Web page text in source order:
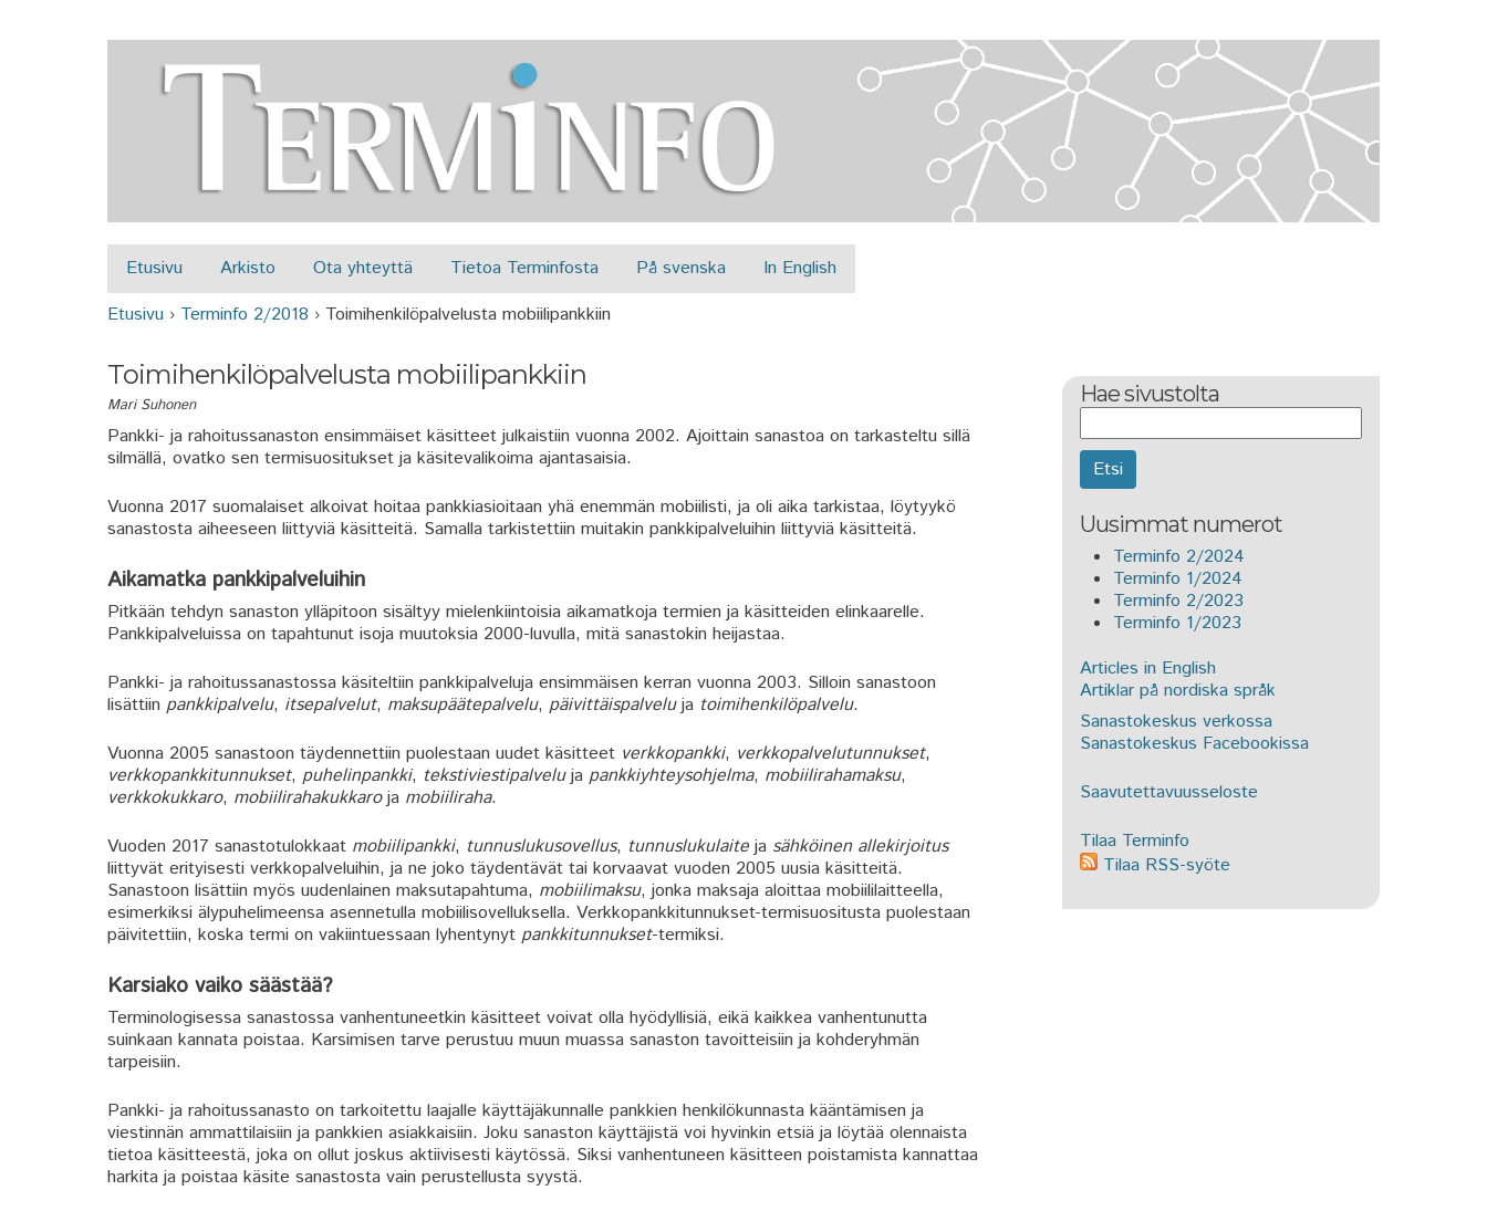
Päävalikko
Etusivu Arkisto Ota yhteyttä Tietoa Terminfosta På svenska In English
Etusivu › Terminfo 2/2018 › Toimihenkilöpalvelusta mobiilipankkiin
Toimihenkilöpalvelusta mobiilipankkiin
Mari Suhonen
Pankki- ja rahoitussanaston ensimmäiset käsitteet julkaistiin vuonna 2002. Ajoittain sanastoa on tarkasteltu sillä
silmällä, ovatko sen termisuositukset ja käsitevalikoima ajantasaisia.
Vuonna 2017 suomalaiset alkoivat hoitaa pankkiasioitaan yhä enemmän mobiilisti, ja oli aika tarkistaa, löytyykö
sanastosta aiheeseen liittyviä käsitteitä. Samalla tarkistettiin muitakin pankkipalveluihin liittyviä käsitteitä.
Aikamatka pankkipalveluihin
Pitkään tehdyn sanaston ylläpitoon sisältyy mielenkiintoisia aikamatkoja termien ja käsitteiden elinkaarelle.
Pankkipalveluissa on tapahtunut isoja muutoksia 2000-luvulla, mitä sanastokin heijastaa.
Pankki- ja rahoitussanastossa käsiteltiin pankkipalveluja ensimmäisen kerran vuonna 2003. Silloin sanastoon
lisättiin pankkipalvelu, itsepalvelut, maksupäätepalvelu, päivittäispalveluja toimihenkilöpalvelu.
Vuonna 2005 sanastoon täydennettiin puolestaan uudet käsitteet verkkopankki, verkkopalvelutunnukset,
verkkopankkitunnukset, puhelinpankki, tekstiviestipalveluja pankkiyhteysohjelma, mobiilirahamaksu,
verkkokukkaro, mobiilirahakukkaroja mobiiliraha.
Vuoden 2017 sanastotulokkaat mobiilipankki, tunnuslukusovellus, tunnuslukulaite ja sähköinen allekirjoitus
liittyvät erityisesti verkkopalveluihin, ja ne joko täydentävät tai korvaavat vuoden 2005 uusia käsitteitä.
Sanastoon lisättiin myös uudenlainen maksutapahtuma, mobiilimaksu, jonka maksaja aloittaa mobiililaitteella,
esimerkiksi älypuhelimeensa asennetulla mobiilisovelluksella. Verkkopankkitunnukset-termisuositusta puolestaan
päivitettiin, koska termi on vakiintuessaan lyhentynyt pankkitunnukset-termiksi.
Karsiako vaiko säästää?
Terminologisessa sanastossa vanhentuneetkin käsitteet voivat olla hyödyllisiä, eikä kaikkea vanhentunutta
suinkaan kannata poistaa. Karsimisen tarve perustuu muun muassa sanaston tavoitteisiin ja kohderyhmän
tarpeisiin.
Pankki- ja rahoitussanasto on tarkoitettu laajalle käyttäjäkunnalle pankkien henkilökunnasta kääntämisen ja
viestinnän ammattilaisiin ja pankkien asiakkaisiin. Joku sanaston käyttäjistä voi hyvinkin etsiä ja löytää olennaista
tietoa käsitteestä, joka on ollut joskus aktiivisesti käytössä. Siksi vanhentuneen käsitteen poistamista kannattaa
harkita ja poistaa käsite sanastosta vain perustellusta syystä.
Hae sivustolta
Uusimmat numerot
Terminfo 2/2024
Terminfo 1/2024
Terminfo 2/2023
Terminfo 1/2023
Articles in English
Artiklar på nordiska språk
Sanastokeskus verkossa
Sanastokeskus Facebookissa
Saavutettavuusseloste
Tilaa Terminfo
Tilaa RSS-syöte